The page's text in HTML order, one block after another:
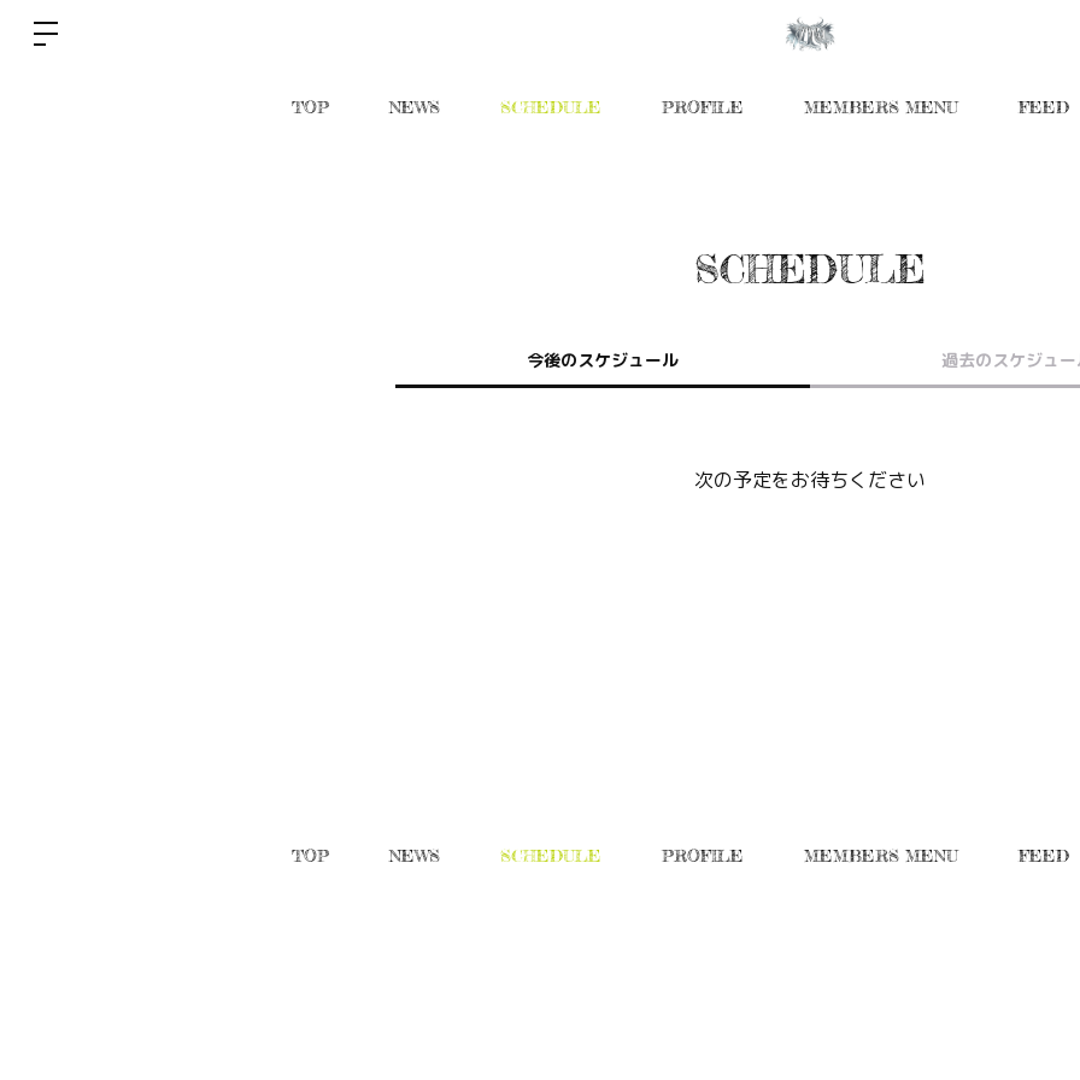
TOP NEWS SCHEDULE PROFILE MEMBERS MENU FEED
SCHEDULE
今後のスケジュール 過去のスケジュ
次の予定をお待ちください
TOP NEWS SCHEDULE PROFILE MEMBERS MENU FEED